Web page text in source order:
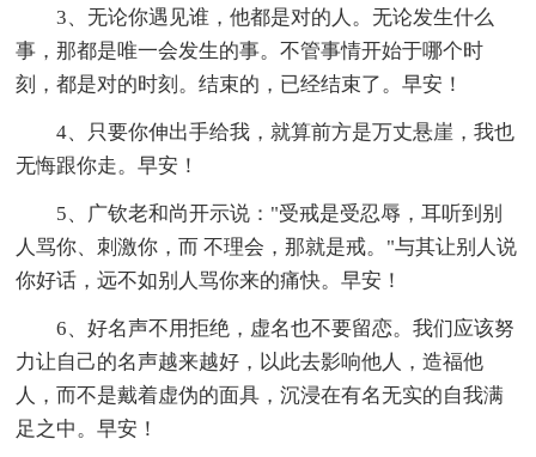
3、无论你遇见谁，他都是对的人。无论发生什么
事，那都是唯一会发生的事。不管事情开始于哪个时
刻，都是对的时刻。结束的，已经结束了。早安！
4、只要你伸出手给我，就算前方是万丈悬崖，我也
无悔跟你走。早安！
5、广钦老和尚开示说："受戒是受忍辱，耳听到别
人骂你、刺激你，而 不理会，那就是戒。"与其让别人说
你好话，远不如别人骂你来的痛快。早安！
6、好名声不用拒绝，虚名也不要留恋。我们应该努
力让自己的名声越来越好，以此去影响他人，造福他
人，而不是戴着虚伪的面具，沉浸在有名无实的自我满
足之中。早安！